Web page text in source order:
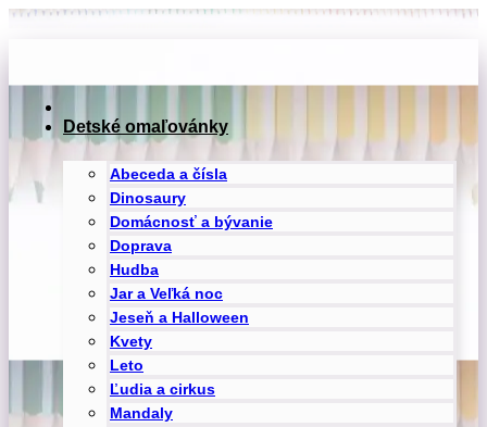
Preskočiť
Detské omaľovánky
Abeceda a čísla
Dinosaury
Domácnosť a bývanie
Doprava
Hudba
Jar a Veľká noc
Jeseň a Halloween
Kvety
Leto
Ľudia a cirkus
Mandaly